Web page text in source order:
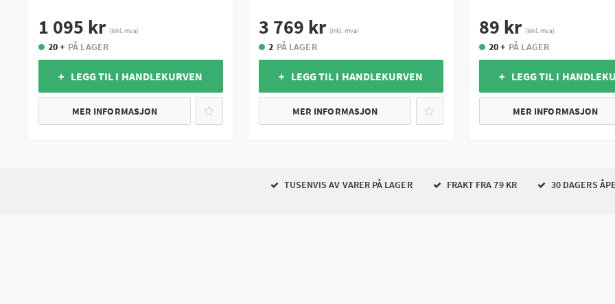
1 095 kr (inkl. mva)
20 + PÅ LAGER
+ LEGG TIL I HANDLEKURVEN
MER INFORMASJON
3 769 kr (inkl. mva)
2 PÅ LAGER
+ LEGG TIL I HANDLEKURVEN
MER INFORMASJON
89 kr (inkl. mva)
20 + PÅ LAGER
+ LEGG TIL I
MER INFORMASJON
TUSENVIS AV VARER PÅ LAGER FRAKT FRA 79 KR 30 DAGERS